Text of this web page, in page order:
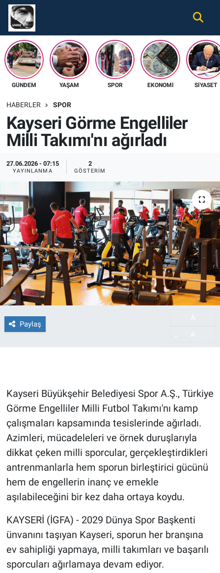
GÜNDEM YAŞAM SPOR EKONOMI SIYASET
HABERLER SPOR
Kayseri Görme Engelliler
Milli Takımı'nı ağırladı
27.06.2026 - 07:15
YAYINLANMA
2
GÖSTERIM
Paylaş
Kayseri Büyükşehir Belediyesi Spor A.Ş., Türkiye
Görme Engelliler Milli Futbol Takımı'nı kamp
çalışmaları kapsamında tesislerinde ağırladı.
Azimleri, mücadeleleri ve örnek duruşlarıyla
dikkat çeken milli sporcular, gerçekleştirdikleri
antrenmanlarla hem sporun birleştirici gücünü
hem de engellerin inanç ve emekle
aşılabileceğini bir kez daha ortaya koydu.
KAYSERİ (İGFA) - 2029 Dünya Spor Başkenti
ünvanını taşıyan Kayseri, sporun her branşına
ev sahipliği yapmaya, milli takımları ve başarılı
sporcuları ağırlamaya devam ediyor.
Gündem
Ekonomi
Spor
Tüm Haberler
İletişim
Nöbetçi Eczaneler
Hava Durumu
Namaz Vakitleri
Süper Lig Puan Durumu ve Fikstür
Tüm Manşetler
Haber Arşivi